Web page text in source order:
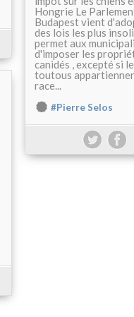
Hongrie Le
Budapest vient
des lois les plus
permet aux
d'imposer les
canidés , excepté si
toutous
race...
#Pierre Selos